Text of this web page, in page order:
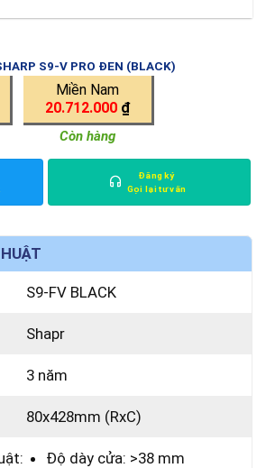
S9-V PRO ĐEN (BLACK)
Miền Nam
20.712.000 ₫
Còn hàng
Đăng ký
Gọi lại tư vấn
S9-FV BLACK
Shapr
3 năm
80x428mm (RxC)
Độ dày cửa: >38 mm